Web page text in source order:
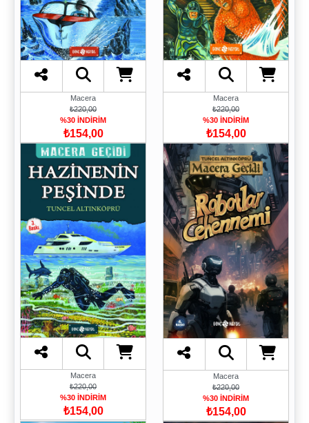
Macera
₺220,00
%30 İNDİRİM
₺154,00
Macera
₺220,00
%30 İNDİRİM
₺154,00
Macera
₺220,00
%30 İNDİRİM
₺154,00
Macera
₺220,00
%30 İNDİRİM
₺154,00